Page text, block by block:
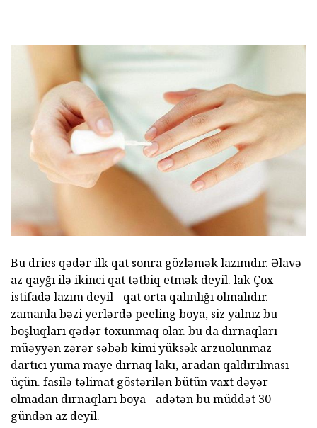
Bu dries qədər ilk qat sonra gözləmək lazımdır. Əlavə
az qayğı ilə ikinci qat tətbiq etmək deyil. lak Çox
istifadə lazım deyil - qat orta qalınlığı olmalıdır.
zamanla bəzi yerlərdə peeling boya, siz yalnız bu
boşluqları qədər toxunmaq olar. bu da dırnaqları
müəyyən zərər səbəb kimi yüksək arzuolunmaz
dartıcı yuma maye dırnaq lakı, aradan qaldırılması
üçün. fasilə təlimat göstərilən bütün vaxt dəyər
olmadan dırnaqları boya - adətən bu müddət 30
gündən az deyil.